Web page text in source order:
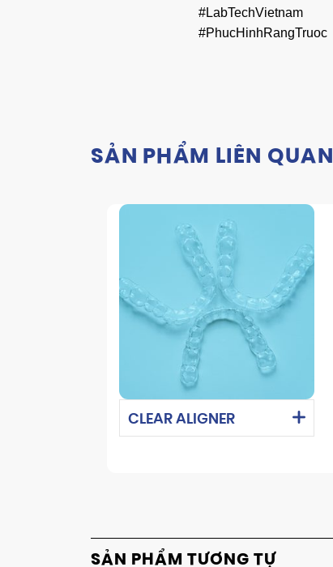
#LabTechVietnam
#PhucHinhRangTruoc
SẢN PHẨM LIÊN QUAN
CLEAR ALIGNER
SẢN PHẨM TƯƠNG TỰ